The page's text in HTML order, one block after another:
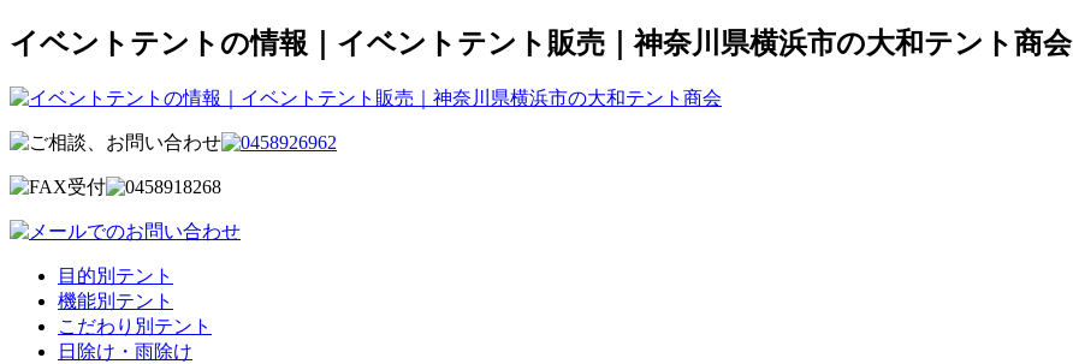
イベントテントの情報｜イベントテント販売｜神奈川県横浜市の大和テント商会
目的別テント
機能別テント
こだわり別テント
日除け・雨除け